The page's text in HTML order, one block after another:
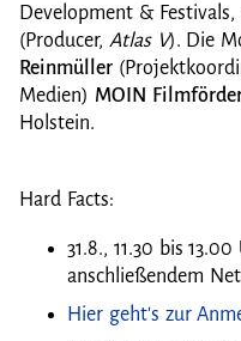
Development & Festivals,
(Producer, Atlas V). Die
Reinmüller
Medien) MOIN
Holstein.
Hard Facts:
31.8., 11.30 bis
anschließendem
Hier geht's zur